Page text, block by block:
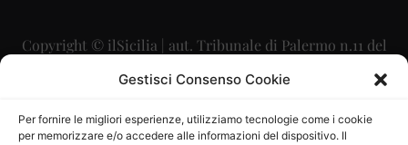
Gestisci Consenso Cookie
Per fornire le migliori esperienze, utilizziamo tecnologie come i cookie
per memorizzare e/o accedere alle informazioni del dispositivo. Il
Copyright © ilSicilia | aut. Tribunale di Palermo n.11 del
29/09/2015